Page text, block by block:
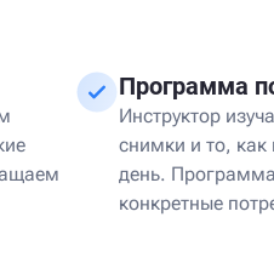
Программа
Инструктор
снимки и то, как
день.
конкретные